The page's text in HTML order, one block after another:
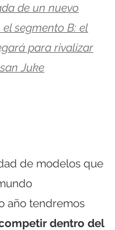
de un nuevo
segmento B: el
para rivalizar
Juke
de modelos que
año tendremos
dentro del